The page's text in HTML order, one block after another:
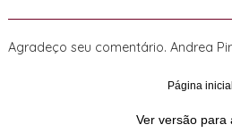
Agradeço seu comentário. Andrea
Página inicial
Ver versão para